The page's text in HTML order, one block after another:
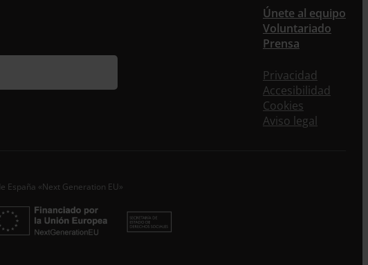
Si quieres recibir nuestra newsletter mensual y los
información, no dejes de completar este formulario.
Al instante, te daremos de alta en nuestra base de
datos y podrás estar al tanto de todas las novedades.
Correo electrónico *
Acepto laPolítica de Privacidad
Desde ENTRECULTURAS FE Y ALEGRÍA ESPAÑA trataremos los datos
Únete al equipo
Voluntariado
Prensa
Privacidad
Accesibilidad
Cookies
Aviso legal
España «Next Generation EU»